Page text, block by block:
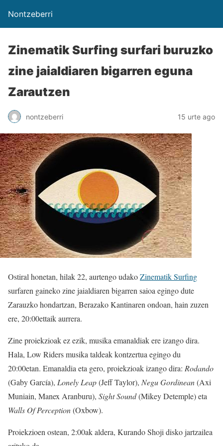
Nontzeberri
Zinematik Surfing surfari buruzko
zine jaialdiaren bigarren eguna
Zarautzen
nontzeberri 15 urte ago
Ostiral honetan, hilak 22, aurtengo udakoZinematik Surfing
surfaren gaineko zine jaialdiaren bigarren saioa egingo dute
Zarauzko hondartzan, Berazako Kantinaren ondoan, hain zuzen
ere, 20:00ettaik aurrera.
Zine proiekzioak ez ezik, musika emanaldiak ere izango dira.
Hala, Low Riders musika taldeak kontzertua egingo du
20:00etan. Emanaldia eta gero, proiekzioak izango dira: Rodando
(Gaby García), Lonely Leap(Jeff Taylor), NeguGordinean(Axi
Muniain, Manex Aranburu), SightSound(Mikey Detemple) eta
Walls Of Perception(Oxbow).
Proiekzioen ostean, 2:00ak aldera, Kurando Shoji disko jartzailea